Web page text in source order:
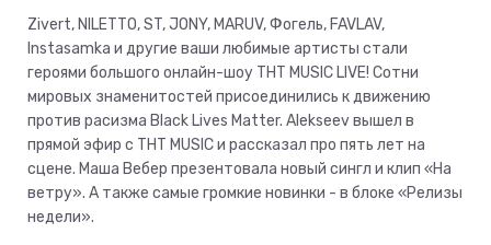
Zivert, NILETTO, ST, JONY, MARUV, Фогель, FAVLAV,
Instasamka и другие ваши любимые артисты стали
героями большого онлайн-шоу ТНТ MUSIC LIVE! Сотни
мировых знаменитостей присоединились к движению
против расизма Black Lives Matter. Alekseev вышел в
прямой эфир с ТНТ MUSIC и рассказал про пять лет на
сцене. Маша Вебер презентовала новый сингл и клип «На
ветру». А также самые громкие новинки - в блоке «Релизы
недели».